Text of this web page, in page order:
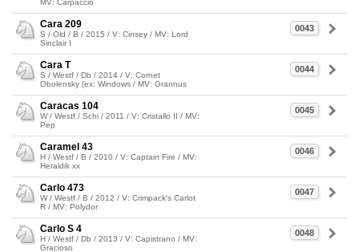
MV: Carpaccio
0043
Cara 209
S / Old / B / 2015 / V: Cinsey / MV: Lord
Sinclair I
0044
Cara T
S / Westf / Db / 2014 / V: Cornet
Obolensky (ex: Windows / MV: Grannus
0045
Caracas 104
W / Westf / Schi / 2011 / V: Cristallo II / MV:
Pep
0046
Caramel 43
H / Westf / B / 2010 / V: Captain Fire / MV:
Heraldik xx
0047
Carlo 473
W / Westf / B / 2012 / V: Crimpack's Carlot
R / MV: Polydor
0048
Carlo S 4
H / Westf / Db / 2013 / V: Capistrano / MV:
Gracioso